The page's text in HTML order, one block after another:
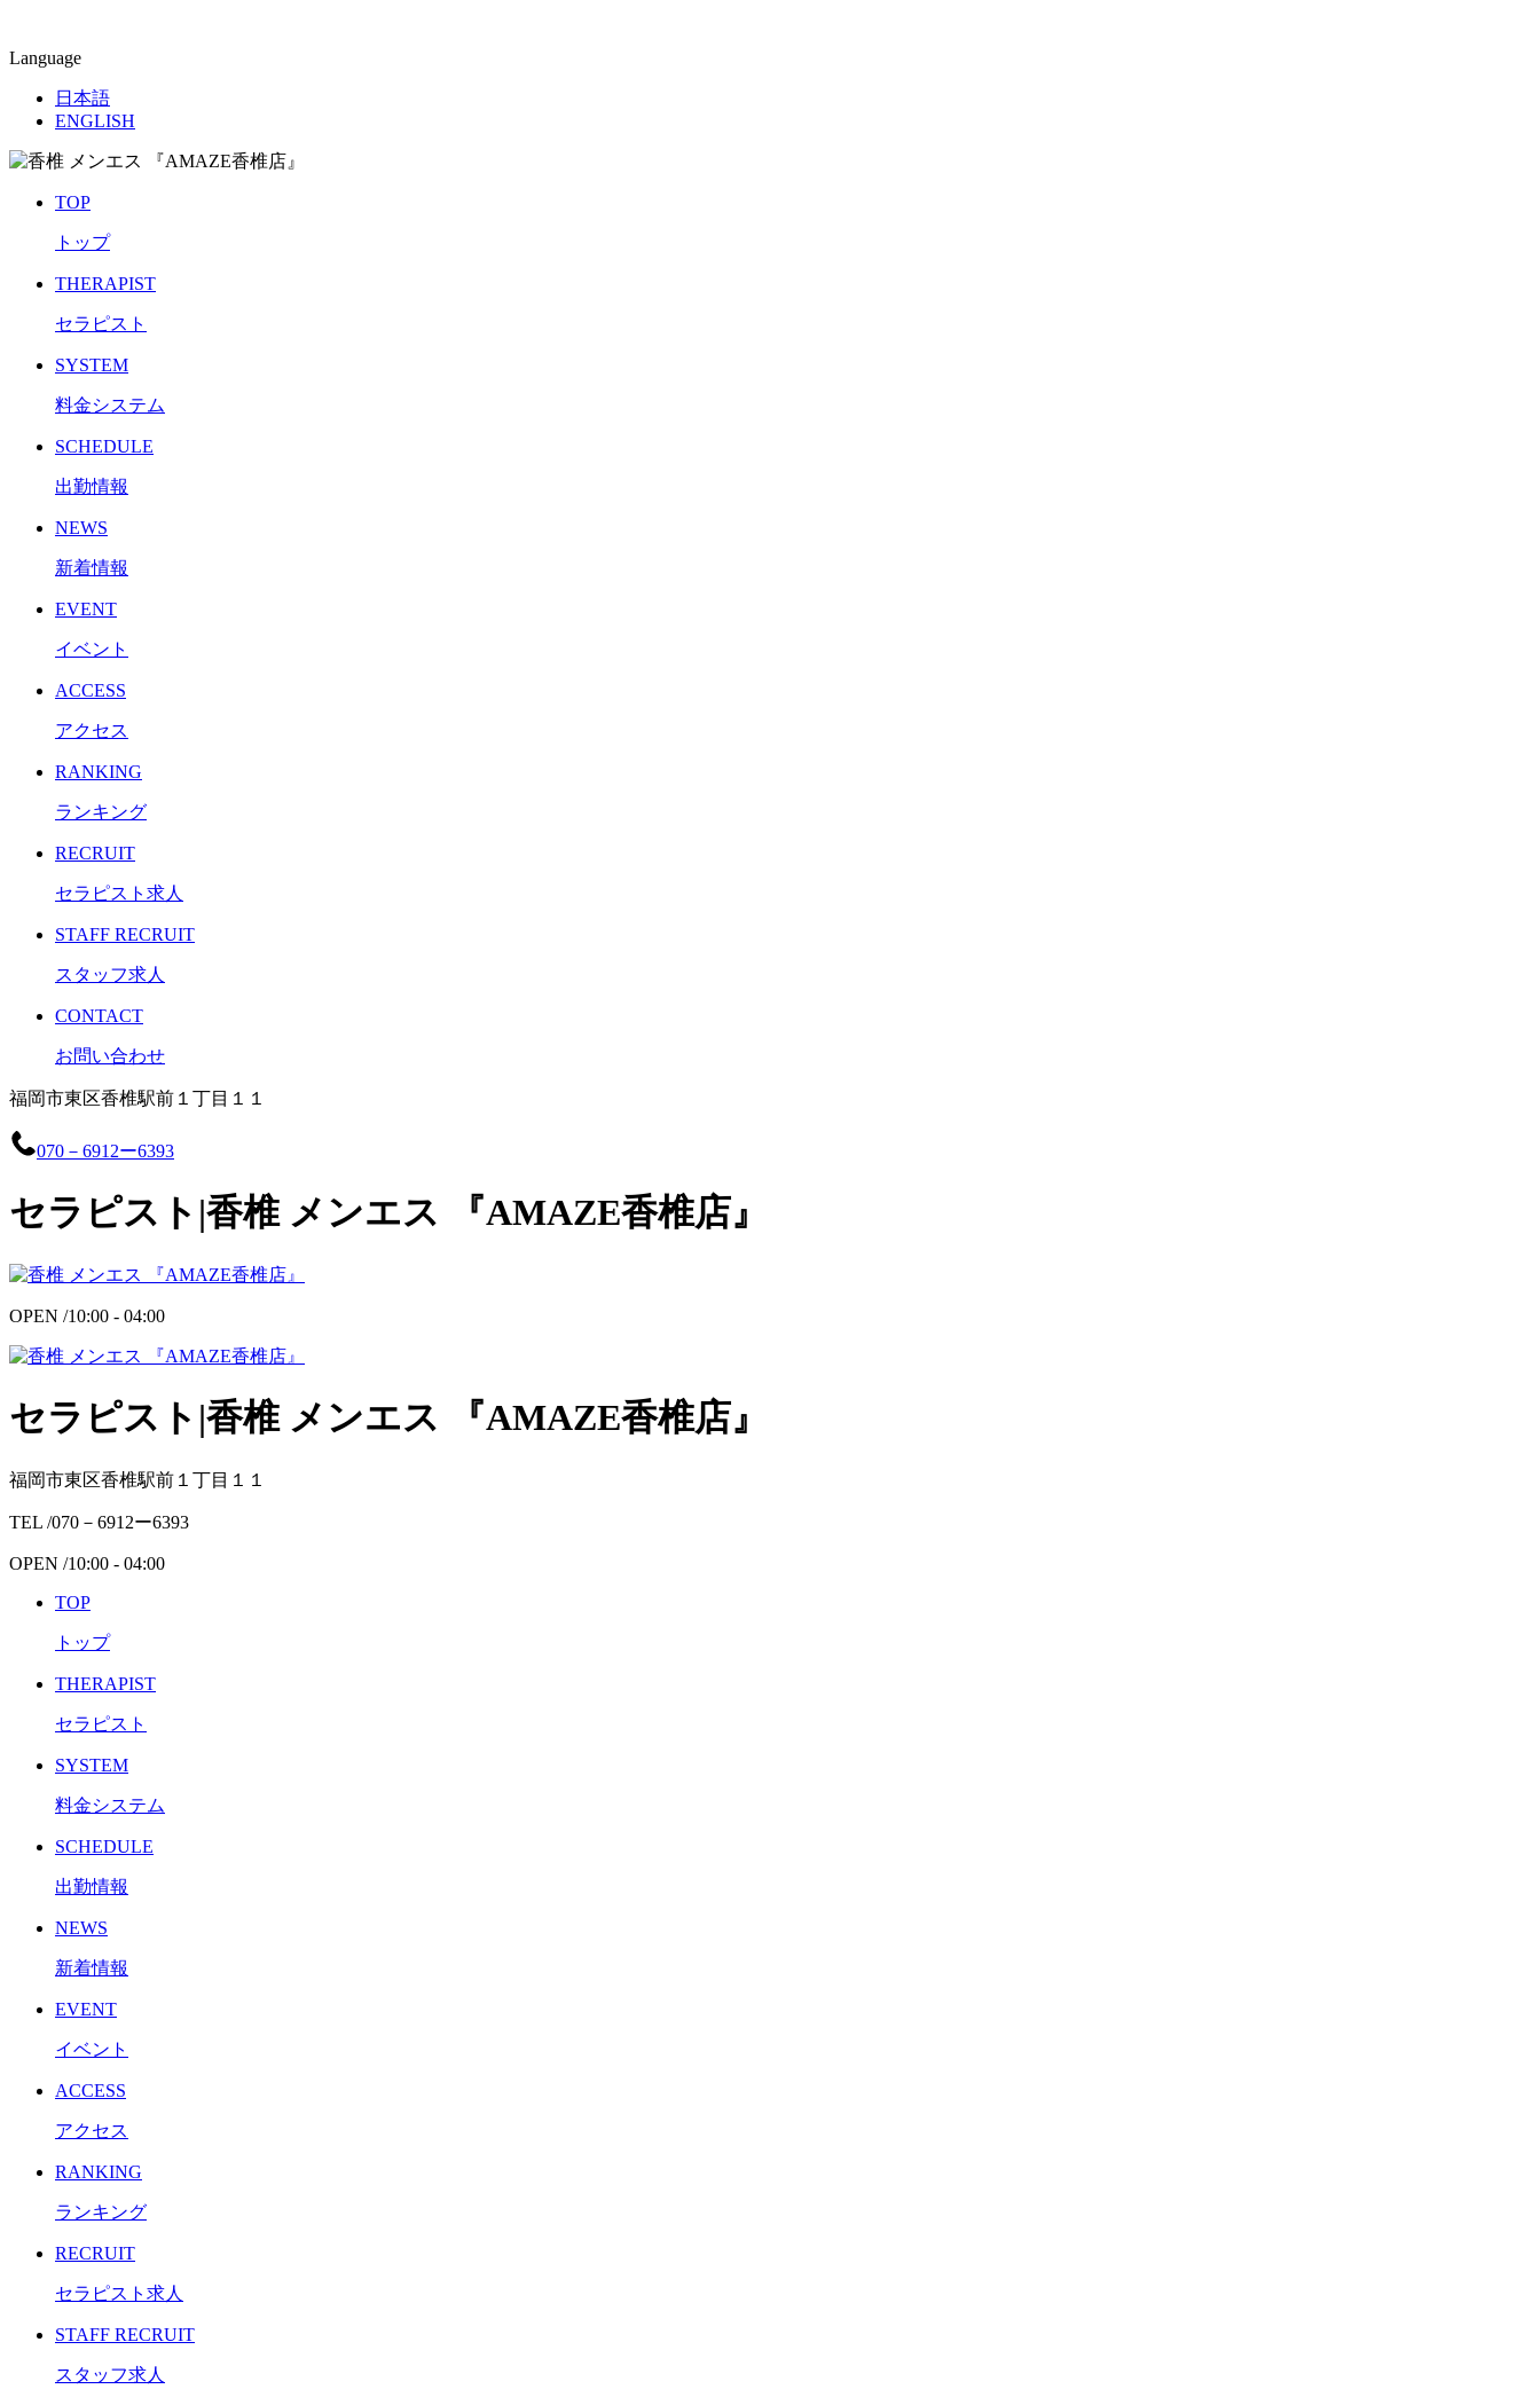
Language
日本語
ENGLISH
TOP
トップ
THERAPIST
セラピスト
SYSTEM
料金システム
SCHEDULE
出勤情報
NEWS
新着情報
EVENT
イベント
ACCESS
アクセス
RANKING
ランキング
RECRUIT
セラピスト求人
STAFF RECRUIT
スタッフ求人
CONTACT
お問い合わせ
福岡市東区香椎駅前１丁目１１
070－6912ー6393
セラピスト|香椎 メンエス 『AMAZE香椎店』
OPEN /10:00 - 04:00
セラピスト|香椎 メンエス 『AMAZE香椎店』
福岡市東区香椎駅前１丁目１１
TEL /070－6912ー6393
OPEN /10:00 - 04:00
TOP
トップ
THERAPIST
セラピスト
SYSTEM
料金システム
SCHEDULE
出勤情報
NEWS
新着情報
EVENT
イベント
ACCESS
アクセス
RANKING
ランキング
RECRUIT
セラピスト求人
STAFF RECRUIT
スタッフ求人